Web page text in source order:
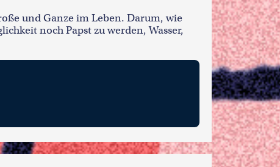
und Ganze im Leben. Darum, wie
noch Papst zu werden, Wasser,